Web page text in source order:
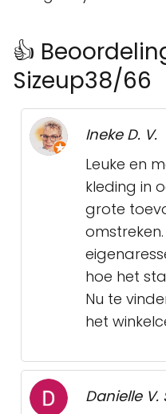
👍
Sizeup38/66
Ineke D. V.
Leuke en
kleding in
grote
hoe het
Nu te
het
Danielle V.